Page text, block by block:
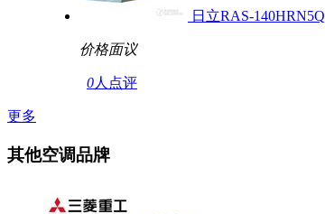
日立RAS-140HRN5Q
价格面议
0人点评
更多
其他空调品牌